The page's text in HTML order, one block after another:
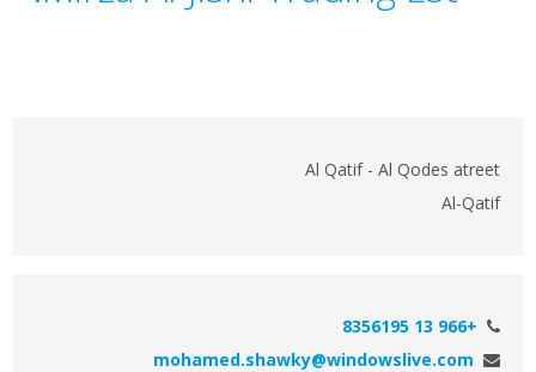
Al Qatif - Al Qodes atreet
Al-Qatif
+966 13 8356195
mohamed.shawky@windowslive.com